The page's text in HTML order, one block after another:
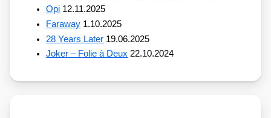
Opi 12.11.2025
Faraway 1.10.2025
28 Years Later 19.06.2025
Joker – Folie à Deux 22.10.2024